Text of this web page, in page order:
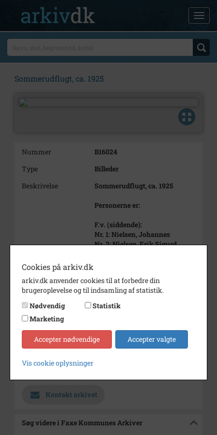
Sommerudflugt, ca. 1925
Nummer
B16024
Type
Billeder
Beskrivelse
Sommerudflugt, ca. 1925
Personerne er:
F.v. (siddende):
Nr. 1: Nielsen, Johannes
Nr. 2: Nielsen, Erik Sigurd
Periode
Dateringsnote
1923 - 1925
Fotograf
Ukendt
Se på kort
Type
Kommune (1970-2050)
Kontakt arkivet
Søg videre i Faxe Kommunes Arkiver
Cookies på arkiv.dk
arkiv.dk anvender cookies til at forbedre din
brugeroplevelse og til indsamling af statistik.
Nødvendig
Statistik
Marketing
Accepter nødvendige Accepter valgte
Vis cookie oplysninger